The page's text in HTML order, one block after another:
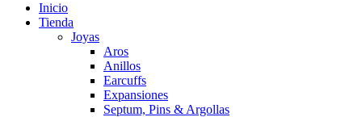
Inicio
Tienda
Joyas
Aros
Anillos
Earcuffs
Expansiones
Septum, Pins & Argollas